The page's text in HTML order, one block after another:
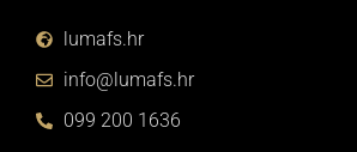
lumafs.hr
info@lumafs.hr
099 200 1636